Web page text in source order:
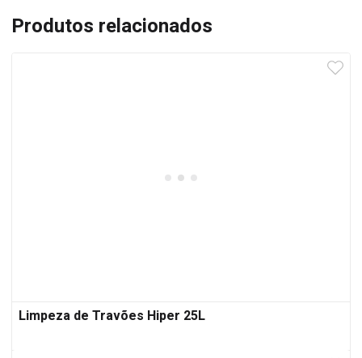
Produtos relacionados
Limpeza de Travões Hiper 25L